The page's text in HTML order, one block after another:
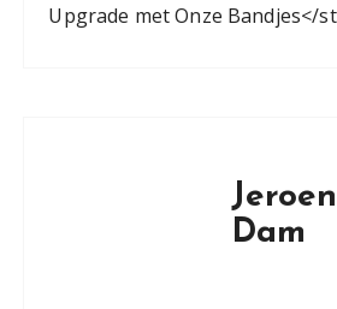
Upgrade met Onze Bandjes</
Dam